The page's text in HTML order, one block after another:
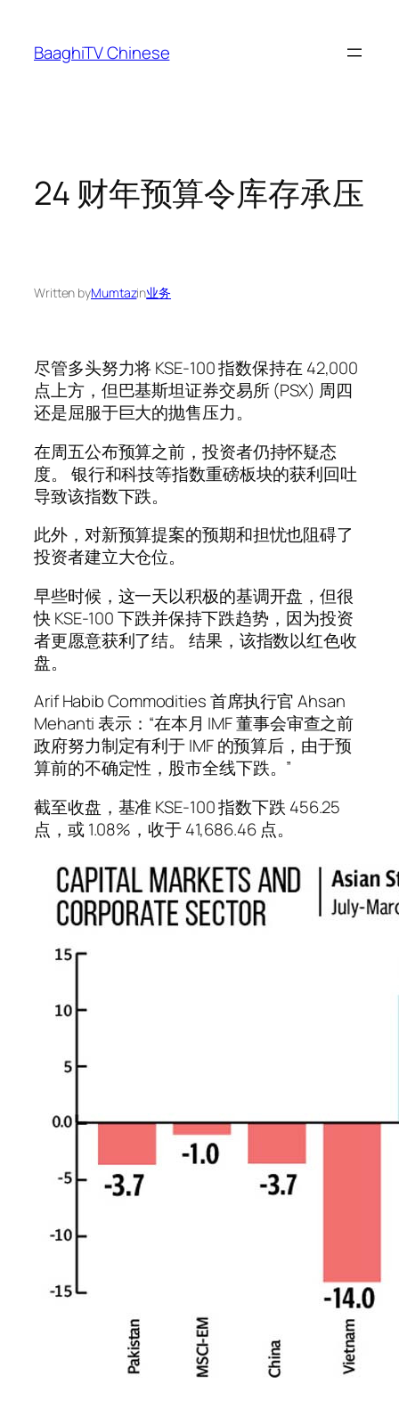
content
BaaghiTV Chinese
24 财年预算令库存承压
Written byMumtazin业务
尽管多头努力将 KSE-100 指数保持在 42,000
点上方，但巴基斯坦证券交易所 (PSX) 周四
还是屈服于巨大的抛售压力。
在周五公布预算之前，投资者仍持怀疑态
度。 银行和科技等指数重磅板块的获利回吐
导致该指数下跌。
此外，对新预算提案的预期和担忧也阻碍了
投资者建立大仓位。
早些时候，这一天以积极的基调开盘，但很
快 KSE-100 下跌并保持下跌趋势，因为投资
者更愿意获利了结。 结果，该指数以红色收
盘。
Arif Habib Commodities 首席执行官 Ahsan
Mehanti 表示：“在本月 IMF 董事会审查之前
政府努力制定有利于 IMF 的预算后，由于预
算前的不确定性，股市全线下跌。”
截至收盘，基准 KSE-100 指数下跌 456.25
点，或 1.08%，收于 41,686.46 点。